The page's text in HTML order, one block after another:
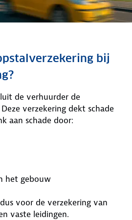
bij
de verhuurder de
verzekering dekt schade
aan schade door:
het gebouw
voor de verzekering van
vaste leidingen.